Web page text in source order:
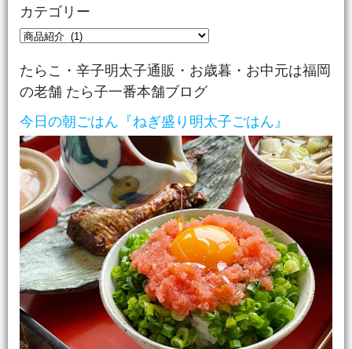
カテゴリー
カ
ゴ
リ
ー
たらこ・辛子明太子通販・お歳暮・お中元は福岡
の老舗 たら子一番本舗ブログ
今日の朝ごはん『ねぎ盛り明太子ごはん』